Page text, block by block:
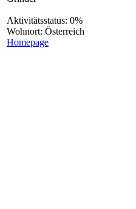
Aktivitätsstatus: 0%
Wohnort: Österreich
Homepage